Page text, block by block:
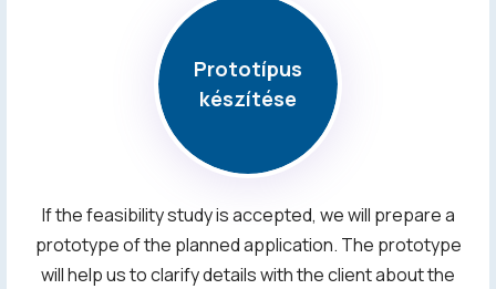
Prototípus
készítése
If the feasibility study is accepted, we will prepare a
prototype of the planned application. The prototype
will help us to clarify details with the client about the